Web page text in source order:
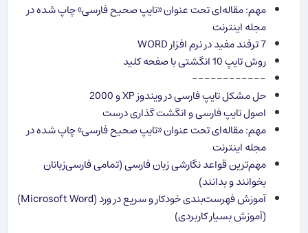
مهم: مقاله‌ای تحت عنوان «تایپ صحیح فارسی» چاپ شده در
مجله اینترنت
7 ترفند مفید در نرم افزار WORD
روش تایپ 10 انگشتی با صفحه کلید
------------
حل مشكل تایپ فارسی در ویندوز XP و 2000
اصول تایپ فارسی و انگشت گذاری درست
مهم: مقاله‌ای تحت عنوان «تایپ صحیح فارسی» چاپ شده در
مجله اینترنت
مهم‌ترین قواعد نگارشی زبان فارسی (تمامی فارسی‌زبانان
بخوانند و بدانند)
آموزش فهرست‌بندی خودکار و سریع در ورد (Microsoft Word)
(آموزش بسیار کاربردی)